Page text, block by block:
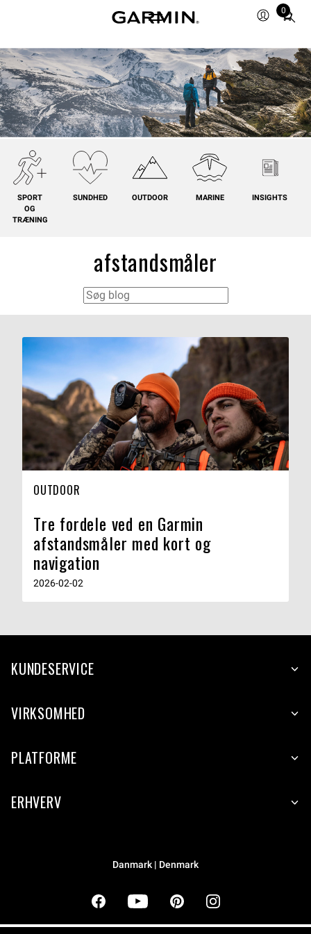
0
Total
in
cart:
0
SPORT
OG
TRÆNING
SUNDHED OUTDOOR MARINE INSIGHTS
afstandsmåler
OUTDOOR
Tre fordele ved en Garmin
afstandsmåler med kort og
navigation
2026-02-02
KUNDESERVICE
VIRKSOMHED
PLATFORME
ERHVERV
Danmark | Denmark